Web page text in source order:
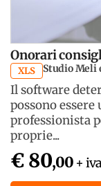
Onorari
XLS Studio Meli
Il software
possono
professionista
proprie...
€ 80,00 +